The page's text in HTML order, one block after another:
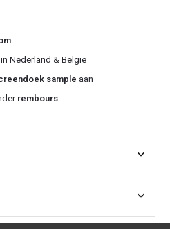
in Nederland & België
sample aan
rembours